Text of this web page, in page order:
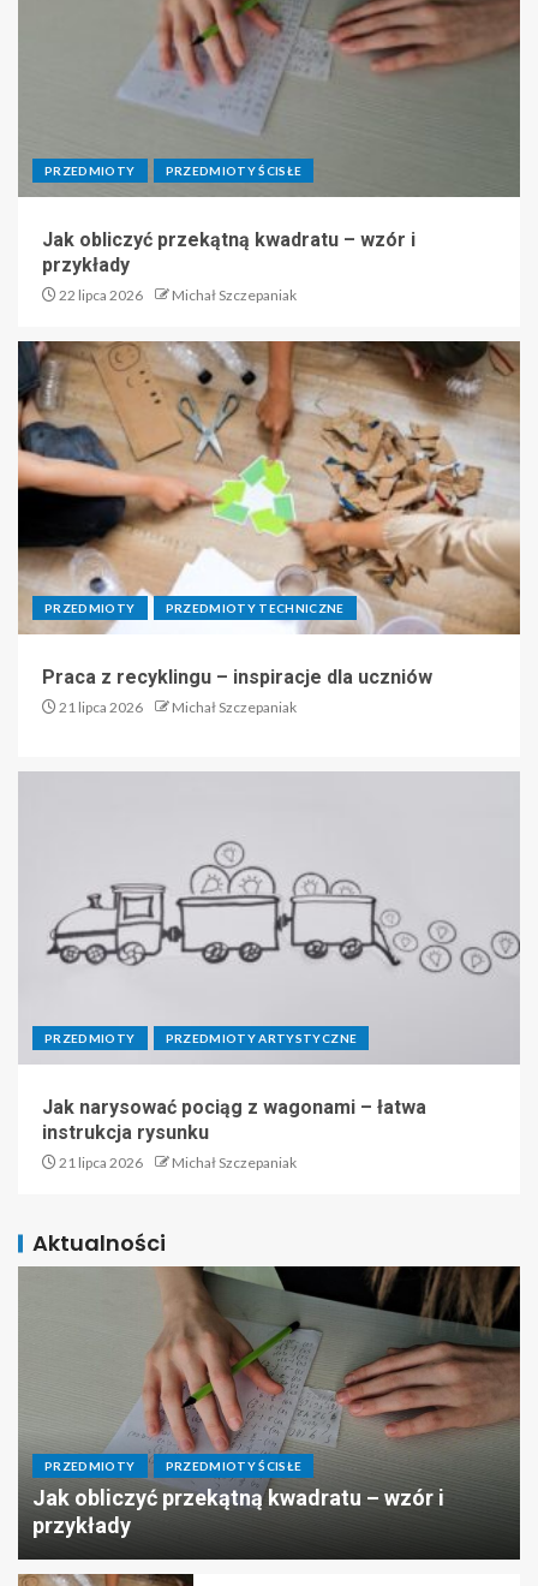
PRZEDMIOTY PRZEDMIOTY ŚCISŁE
Jak obliczyć przekątną kwadratu – wzór i
przykłady
22 lipca 2026 Michał Szczepaniak
PRZEDMIOTY PRZEDMIOTY TECHNICZNE
Praca z recyklingu – inspiracje dla uczniów
21 lipca 2026 Michał Szczepaniak
PRZEDMIOTY PRZEDMIOTY ARTYSTYCZNE
Jak narysować pociąg z wagonami – łatwa
instrukcja rysunku
21 lipca 2026 Michał Szczepaniak
Aktualności
PRZEDMIOTY PRZEDMIOTY ŚCISŁE
Jak obliczyć przekątną kwadratu – wzór i
przykłady